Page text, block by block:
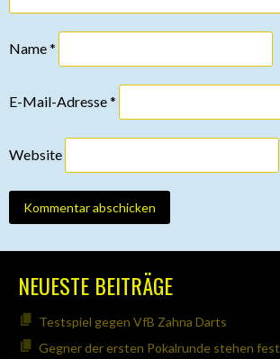
Name*
E-Mail-Adresse*
Website
NEUESTE BEITRÄGE
Testspiel gegen VfB Zahna Darts
Gegner der ersten Pokalrunde stehen fest